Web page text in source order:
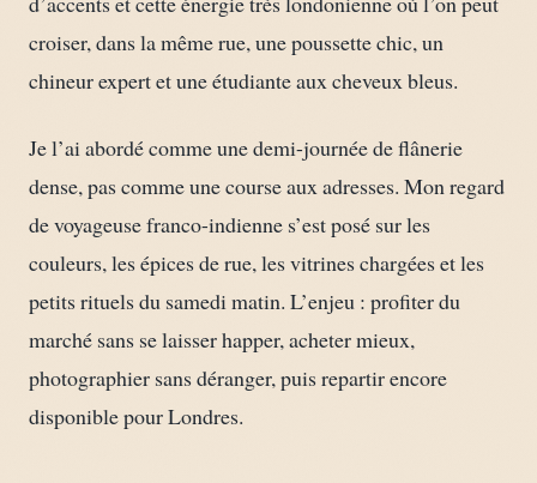
croiser, dans la même rue, une poussette chic, un
chineur expert et une étudiante aux cheveux bleus.
Je l’ai abordé comme une demi-journée de flânerie
dense, pas comme une course aux adresses. Mon regard
de voyageuse franco-indienne s’est posé sur les
couleurs, les épices de rue, les vitrines chargées et les
petits rituels du samedi matin. L’enjeu : profiter du
marché sans se laisser happer, acheter mieux,
photographier sans déranger, puis repartir encore
disponible pour Londres.